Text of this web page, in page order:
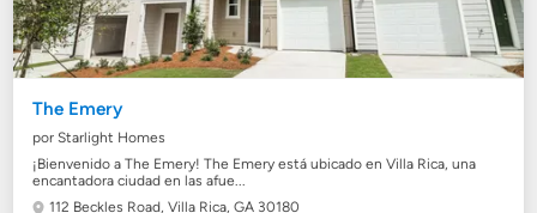
The Emery
por Starlight Homes
¡Bienvenido a The Emery! The Emery está ubicado en Villa Rica, una
encantadora ciudad en las afue...
112 Beckles Road,Villa Rica, GA 30180